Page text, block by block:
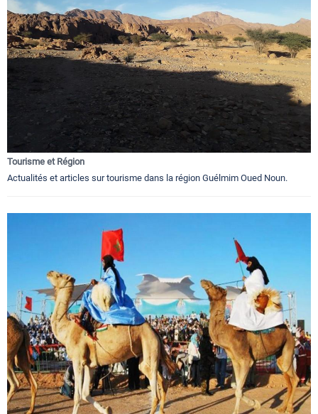
Tourisme et Région
Actualités et articles sur tourisme dans la région Guélmim Oued Noun.